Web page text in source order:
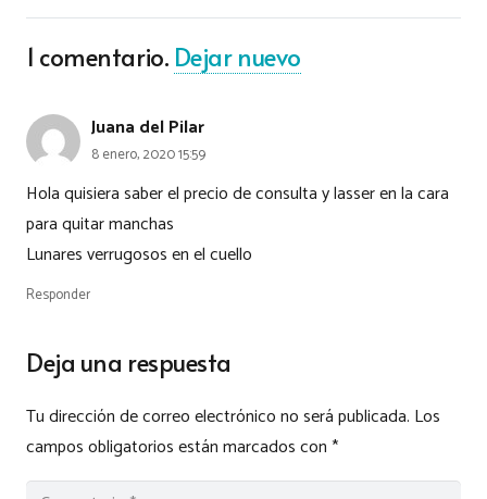
1 comentario. Dejar nuevo
Juana del Pilar
8 enero, 2020 15:59
Hola quisiera saber el precio de consulta y lasser en la cara
para quitar manchas
Lunares verrugosos en el cuello
Responder
Deja una respuesta
Tu dirección de correo electrónico no será publicada. Los
campos obligatorios están marcados con*